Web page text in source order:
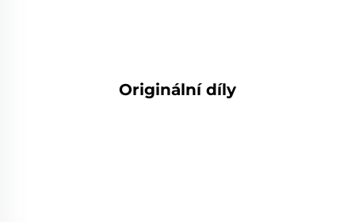
Originální díly